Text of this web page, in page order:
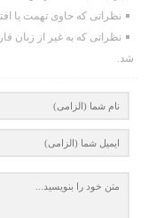
نظراتی که حاوی تهمت یا
نظراتی که به غیر از زبان
شد.